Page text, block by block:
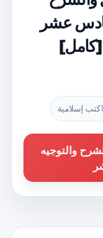
عشر
كتب إسلامية
والتوجيه